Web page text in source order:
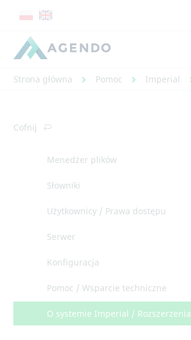
Strona główna Pomoc Imperial
Cofnij
Menedżer plików
Słowniki
Użytkownicy / Prawa dostępu
Serwer
Konfiguracja
Pomoc / Wsparcie techniczne
O systemie Imperial / Rozszerzenia